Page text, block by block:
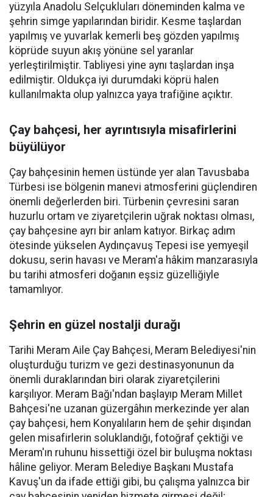
yüzyıla Anadolu Selçukluları döneminden kalma ve
şehrin simge yapılarından biridir. Kesme taşlardan
yapılmış ve yuvarlak kemerli beş gözden yapılmış
köprüde suyun akış yönüne sel yaranlar
yerleştirilmiştir. Tabliyesi yine aynı taşlardan inşa
edilmiştir. Oldukça iyi durumdaki köprü halen
kullanılmakta olup yalnızca yaya trafiğine açıktır.
Çay bahçesi, her ayrıntısıyla misafirlerini
büyülüyor
Çay bahçesinin hemen üstünde yer alan Tavusbaba
Türbesi ise bölgenin manevi atmosferini güçlendiren
önemli değerlerden biri. Türbenin çevresini saran
huzurlu ortam ve ziyaretçilerin uğrak noktası olması,
çay bahçesine ayrı bir anlam katıyor. Birkaç adım
ötesinde yükselen Aydınçavuş Tepesi ise yemyeşil
dokusu, serin havası ve Meram'a hâkim manzarasıyla
bu tarihi atmosferi doğanın eşsiz güzelliğiyle
tamamlıyor.
Şehrin en güzel nostalji durağı
Tarihi Meram Aile Çay Bahçesi, Meram Belediyesi'nin
oluşturduğu turizm ve gezi destinasyonunun da
önemli duraklarından biri olarak ziyaretçilerini
karşılıyor. Meram Bağı'ndan başlayıp Meram Millet
Bahçesi'ne uzanan güzergâhın merkezinde yer alan
çay bahçesi, hem Konyalıların hem de şehir dışından
gelen misafirlerin soluklandığı, fotoğraf çektiği ve
Meram'ın ruhunu hissettiği özel bir buluşma noktası
hâline geliyor. Meram Belediye Başkanı Mustafa
Kavuş'un da ifade ettiği gibi, bu çalışma yalnızca bir